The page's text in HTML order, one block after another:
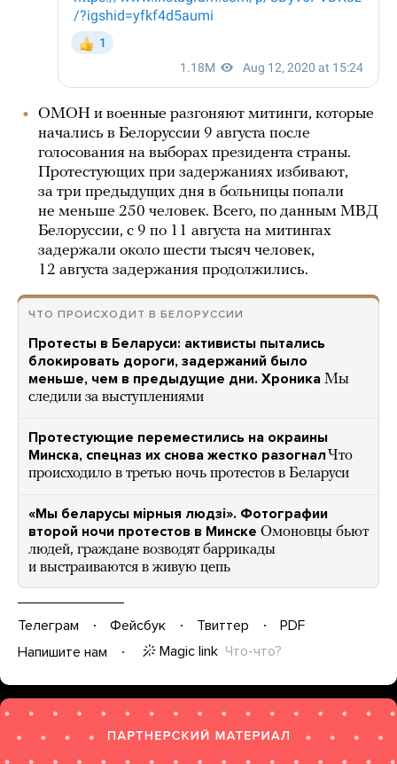
ОМОН и военные разгоняют митинги, которые
начались в Белоруссии 9 августа после
голосования на выборах президента страны.
Протестующих при задержаниях избивают,
за три предыдущих дня в больницы попали
не меньше 250 человек. Всего, по данным МВД
Белоруссии, с 9 по 11 августа на митингах
задержали около шести тысяч человек,
12 августа задержания продолжились.
ЧТО ПРОИСХОДИТ В БЕЛОРУССИИ
Протесты в Беларуси: активисты пытались
блокировать дороги, задержаний было
меньше, чем в предыдущие дни. Хроника Мы
следили за выступлениями
Протестующие переместились на окраины
Минска, спецназ их снова жестко разогналЧто
происходило в третью ночь протестов в Беларуси
«Мы беларусы мiрныя людзi». Фотографии
второй ночи протестов в Минске Омоновцы бьют
людей, граждане возводят баррикады
и выстраиваются в живую цепь
Телеграм Фейсбук Твиттер
PDF
Напишите нам
Magic link Что-что?